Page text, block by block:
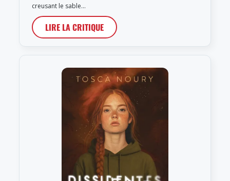
creusant le sable…
LIRE LA CRITIQUE